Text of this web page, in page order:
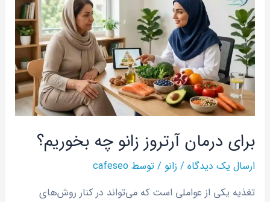
برای درمان آرتروز زانو چه بخوریم؟
ارسال یک دیدگاه / زانو/ توسطcafeseo
تغذیه یکی از عواملی است که می‌تواند در کنار روش‌های
درمان
آرتروز
زانو
چه
بخوریم؟